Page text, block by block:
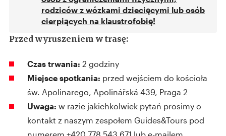
rodziców z wózkami dziecięcymi lub osób
cierpiących na klaustrofobię!
Przed wyruszeniem w trasę:
Czas trwania: 2 godziny
Miejsce spotkania: przed wejściem do kościoła
św. Apolinarego, Apolinářská 439, Praga 2
Uwaga: w razie jakichkolwiek pytań prosimy o
kontakt z naszym zespołem Guides&Tours pod